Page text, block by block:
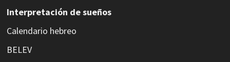
Interpretación de sueños
Calendario hebreo
BELEV